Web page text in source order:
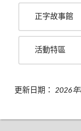
正字故事館
活動特區
更新日期： 2026